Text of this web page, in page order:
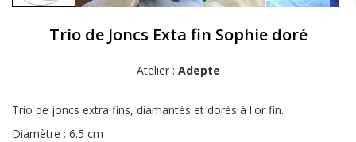
Trio de Joncs Exta fin Sophie doré
Atelier : Adepte
Trio de joncs extra fins, diamantés et dorés à l'or fin.
Diamètre : 6.5 cm